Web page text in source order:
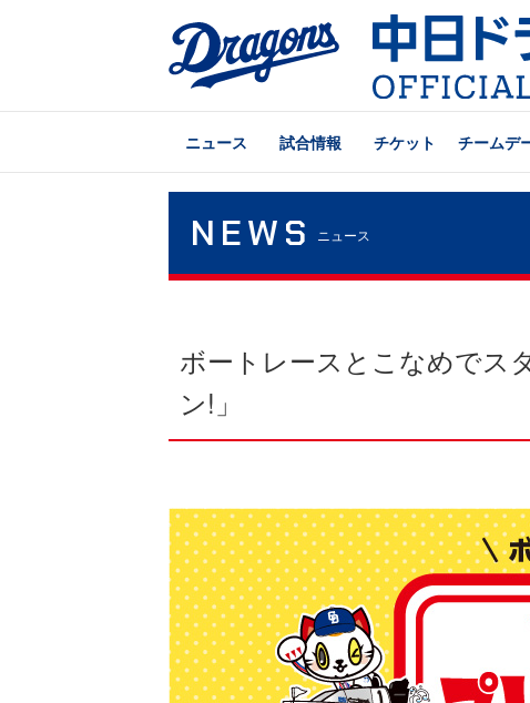
ニュース 試合情報 チケット チームデ
NEWS ニュース
ボートレースとこなめでス
ン!」